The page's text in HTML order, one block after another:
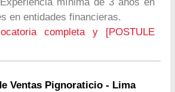
en entidades financieras.
completa y [POSTULE
Ventas Pignoraticio - Lima